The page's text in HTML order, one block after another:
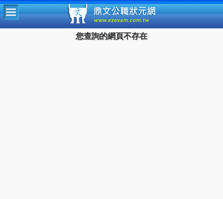
鼎文公
您查詢的網頁不存在